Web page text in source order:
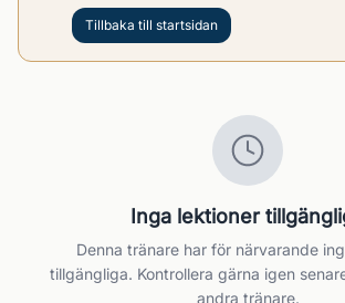
Tillbaka till startsidan
Inga lektioner
Denna tränare har för närvarande
tillgängliga. Kontrollera gärna igen
andra tränare.